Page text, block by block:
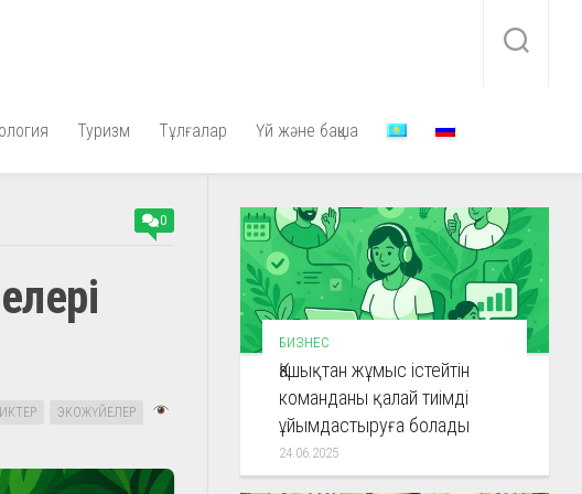
Туризм Тұлғалар Үй және бақша
0
ЭКОЖҮЙЕЛЕР
БИЗНЕС
Қашықтан жұмыс істейтін
команданы қалай тиімді
ұйымдастыруға болады
24.06.2025